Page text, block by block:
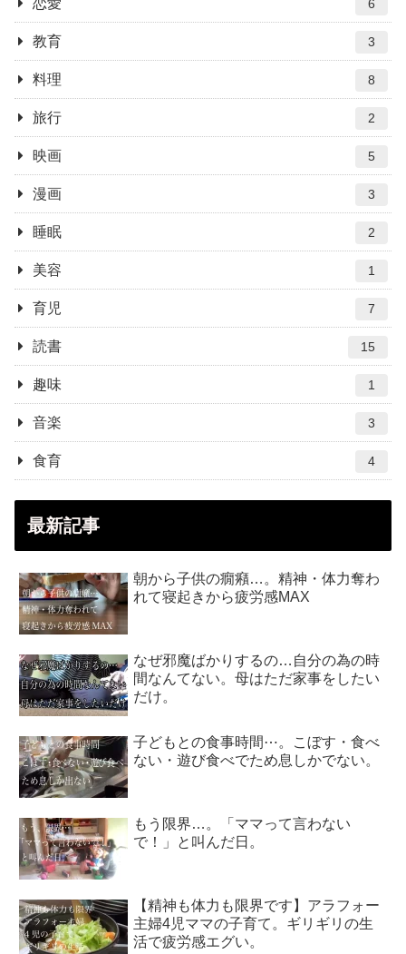
恋愛 6
教育 3
料理 8
旅行 2
映画 5
漫画 3
睡眠 2
美容 1
育児 7
読書 15
趣味 1
音楽 3
食育 4
最新記事
朝から子供の癇癪…。精神・体力奪わ
れて寝起きから疲労感MAX
なぜ邪魔ばかりするの…自分の為の時
間なんてない。母はただ家事をしたい
だけ。
子どもとの食事時間⋯。こぼす・食べ
ない・遊び食べでため息しかでない。
もう限界…。「ママって言わない
で！」と叫んだ日。
【精神も体力も限界です】アラフォー
主婦4児ママの子育て。ギリギリの生
活で疲労感エグい。